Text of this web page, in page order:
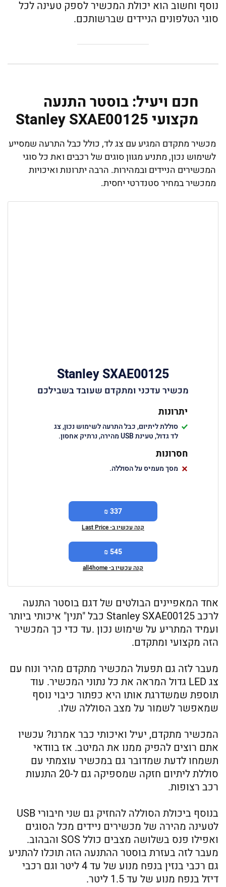
נוסף וחשוב הוא יכולת המכשיר לספק טעינה לכל
סוגי הטלפונים הניידים שברשותכם.
חכם ויעיל: בוסטר התנעה
מקצועי Stanley SXAE00125
מכשיר מתקדם המגיע עם צג לד, כולל כבל התרעה שמסייע
לשימוש נכון, מתניע מגוון סוגים של רכבים ואת כל סוגי
המכשירים הניידים ובמהירות. הרבה יתרונות ואיכויות
ממכשיר במחיר סטנדרטי יחסית.
Stanley SXAE00125
מכשיר עדכני ומתקדם שעובד בשבילכם
יתרונות
סוללת ליתיום, כבל התרעה לשימוש נכון, צג
לד גדול, טעינת USB מהירה, נרתיק אחסון.
חסרונות
מסך מעמיס על הסוללה.
337 ₪
קנה עכשיו ב- Last Price
545 ₪
קנה עכשיו ב- all4home
אחד המאפיינים הבולטים של דגם בוסטר התנעה
לרכב Stanley SXAE00125 כבל "תנין" איכותי ביותר
ועמיד המתריע על שימוש נכון .עד כדי כך המכשיר
הזה מקצועי ומתקדם.
מעבר לזה גם תפעול המכשיר מתקדם מהיר ונוח עם
צג LED גדול המראה את כל נתוני המכשיר. עוד
תוספת שמשדרגת אותו היא כפתור כיבוי נוסף
שמאפשר לשמור על מצב הסוללה שלו.
המכשיר מתקדם, יעיל ואיכותי כבר אמרנו? עכשיו
אתם רוצים להפיק ממנו את המיטב. אז בוודאי
תשמחו לדעת שמדובר גם במכשיר עוצמתי עם
סוללת ליתיום חזקה שמספיקה גם ל-20 התנעות
רכב רצופות.
בנוסף ביכולת הסוללה להחזיק גם שני חיבורי USB
לטעינה מהירה של מכשירים ניידים מכל הסוגים
ואפילו פנס בשלושה מצבים כולל SOS והבהוב.
מעבר לזה בעזרת בוסטר ההתנעה הזה תוכלו להתניע
גם רכבי בנזין בנפח מנוע של עד 4 ליטר וגם רכבי
דיזל בנפח מנוע של עד 1.5 ליטר.